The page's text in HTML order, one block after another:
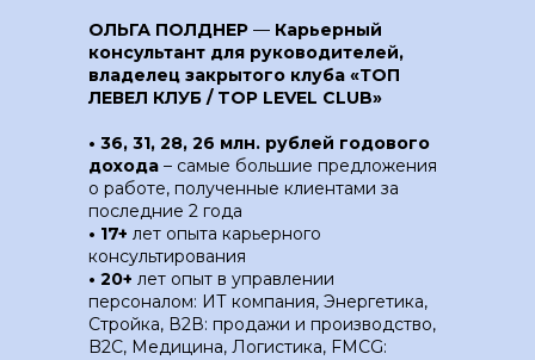
ОЛЬГА ПОЛДНЕР — Карьерный
консультант для руководителей,
владелец закрытого клуба «ТОП
ЛЕВЕЛ КЛУБ / TOP LEVEL CLUB»
• 36, 31, 28, 26 млн. рублей годового
дохода – самые большие предложения
о работе, полученные клиентами за
последние 2 года
• 17+ лет опыта карьерного
консультирования
• 20+ лет опыт в управлении
персоналом: ИТ компания, Энергетика,
Стройка, В2В: продажи и производство,
B2C, Медицина, Логистика, FMСG: